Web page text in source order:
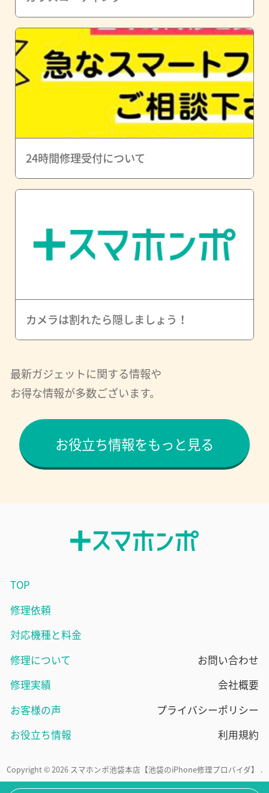
24時間修理受付について
カメラは割れたら隠しましょう！
最新ガジェットに関する情報や
お得な情報が多数ございます。
お役立ち情報をもっと見る
TOP
修理依頼
対応機種と料金
修理について
修理実績
お客様の声
お役立ち情報
お問い合わせ
会社概要
プライバシーポリシー
利用規約
Copyright © 2026 スマホンポ池袋本店【池袋のiPhone修理プロバイダ】 .